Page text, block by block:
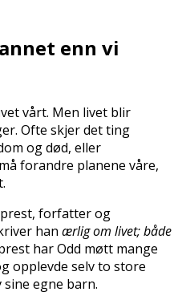
enn vi
vårt. Men livet blir
Ofte skjer det ting
og død, eller
forandre planene våre,
forfatter og
han ærlig om livet; både
har Odd møtt mange
opplevde selv to store
egne barn.